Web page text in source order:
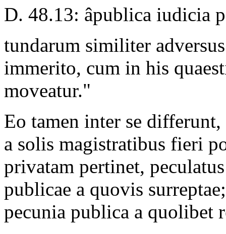
D. 48.13: âpublica iudicia
tundarum similiter
immerito, cum in his
moveatur."
Eo tamen inter se
a solis magistratibus fieri
privatam pertinet,
publicae a quovis
pecunia publica a quolibet